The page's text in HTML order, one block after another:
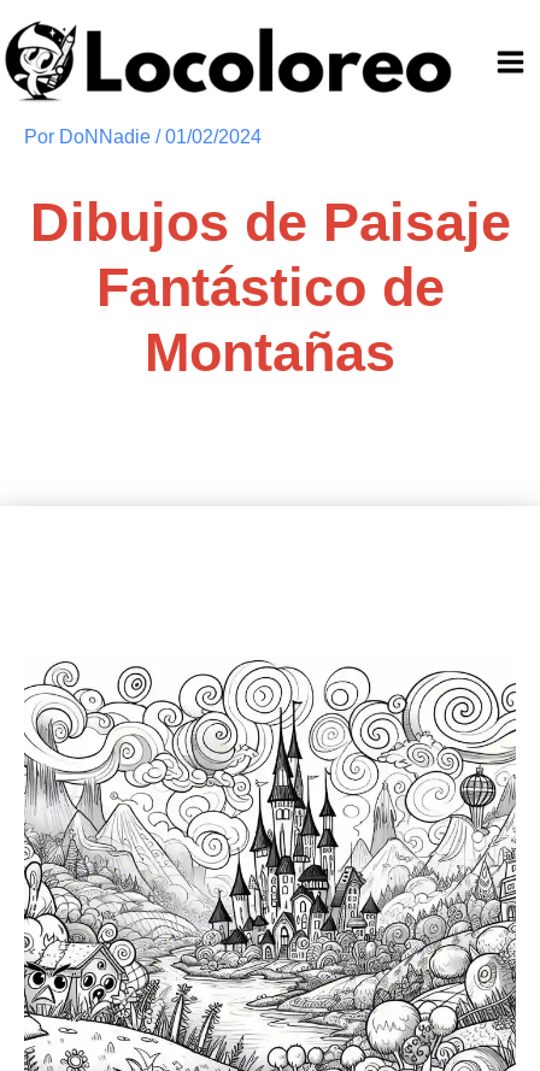
al
contenido
Por DoNNadie /01/02/2024
Dibujos de Paisaje
Fantástico de
Montañas